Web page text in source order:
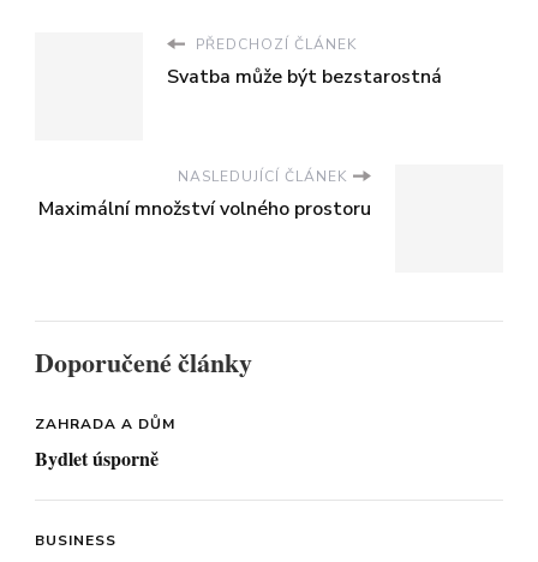
PŘEDCHOZÍ ČLÁNEK
Svatba může být bezstarostná
NASLEDUJÍCÍ ČLÁNEK
Maximální množství volného prostoru
Doporučené články
ZAHRADA A DŮM
Bydlet úsporně
BUSINESS